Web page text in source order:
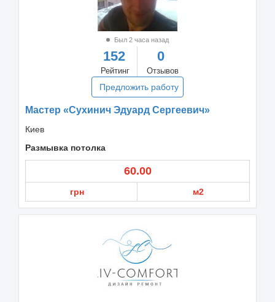
Был 2 часа назад
152
Рейтинг
0
Отзывов
Предложить работу
Мастер «Сухинич Эдуард Сергеевич»
Киев
Размывка потолка
60.00
грн м2